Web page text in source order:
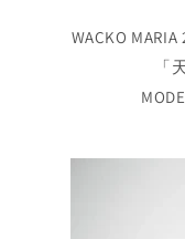
WACKO
「